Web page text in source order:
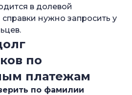
в долевой
справки нужно запросить у
по
платежам
по фамилии